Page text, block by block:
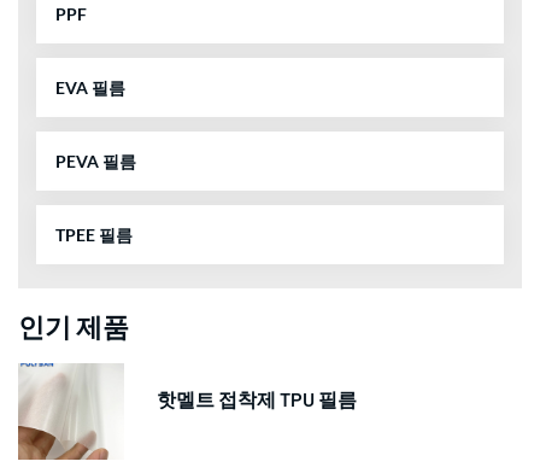
PPF
EVA 필름
PEVA 필름
TPEE 필름
인기 제품
핫멜트 접착제 TPU 필름